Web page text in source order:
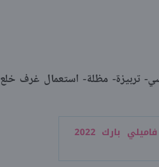
للكبار: 40 جنيه شاملة كرسي- تربيزة- مظلة- استعمال غرف خلع
سعر تذكرة حديقة الأسرة فاميلي بارك 2022